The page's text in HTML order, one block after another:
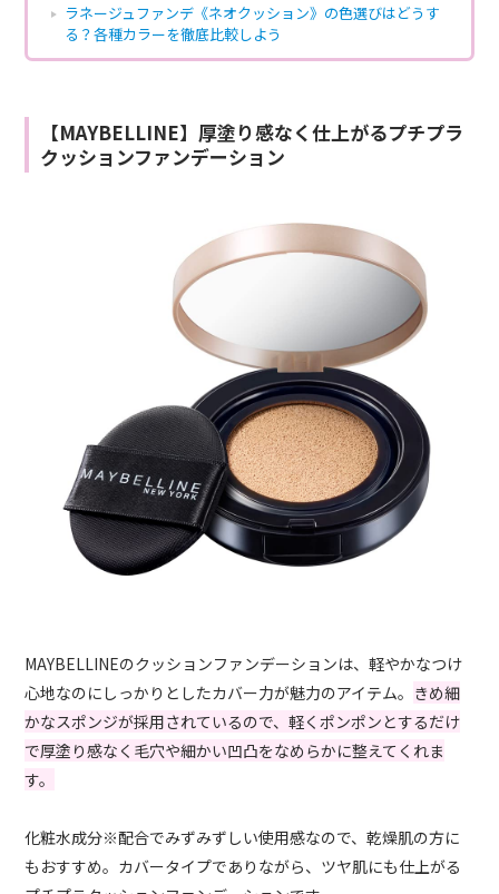
ラネージュファンデ《ネオクッション》の色選びはどうす
る？各種カラーを徹底比較しよう
【MAYBELLINE】厚塗り感なく仕上がるプチプラ
クッションファンデーション
MAYBELLINEのクッションファンデーションは、軽やかなつけ
心地なのにしっかりとしたカバー力が魅力のアイテム。 きめ細
かなスポンジが採用されているので、軽くポンポンとするだけ
で厚塗り感なく毛穴や細かい凹凸をなめらかに整えてくれま
す。
化粧水成分※配合でみずみずしい使用感なので、乾燥肌の方に
もおすすめ。カバータイプでありながら、ツヤ肌にも仕上がる